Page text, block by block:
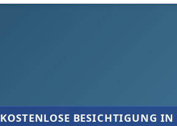
KOSTENLOSE BESICHTIGUNG